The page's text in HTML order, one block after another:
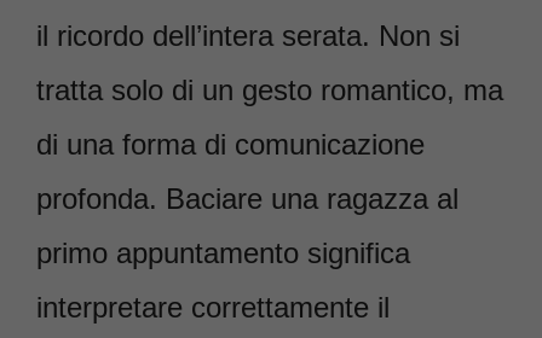
il ricordo dell’intera serata. Non si
tratta solo di un gesto romantico, ma
di una forma di comunicazione
profonda. Baciare una ragazza al
primo appuntamento significa
interpretare correttamente il